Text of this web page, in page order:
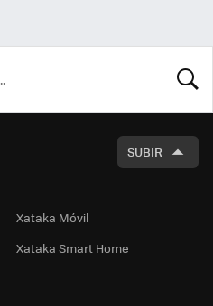
SUBIR
Xataka Móvil
Xataka Smart Home